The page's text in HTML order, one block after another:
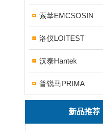
索莘EMCSOSIN
洛仪LOITEST
汉泰Hantek
普锐马PRIMA
新品推荐